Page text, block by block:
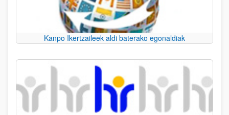
Kanpo Ikertzaileek aldi baterako egonaldiak